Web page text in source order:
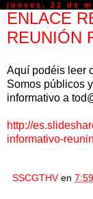
jueves, 22 de
ENLACE
REUNIÓN
Aquí podéis leer
Somos públicos
informativo a
http://
informativo-
SSCGTHV en 7:59